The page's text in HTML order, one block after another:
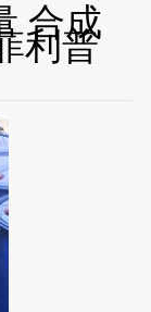
合成
利普